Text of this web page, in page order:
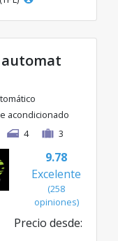
automat
acondicionado
4 3
9.78
Excelente
(258
opiniones)
Precio desde: